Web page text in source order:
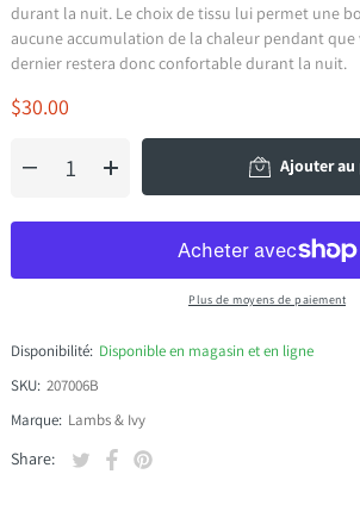
durant la nuit. Le choix de tissu lui permet une
aucune accumulation de la chaleur pendant
dernier restera donc confortable durant la nuit.
$30.00
Ajouter au
Plus de moyens de paiement
Disponibilité: Disponible en magasin et en ligne
SKU: 207006B
Marque: Lambs & Ivy
Share: Tweeter sur Twitter
S'ouvre dans une nouvelle fenêtre.
Partager sur Facebook
S'ouvre dans une nouvelle fenêtre.
Épingler sur Pinterest
S'ouvre dans une nouvelle